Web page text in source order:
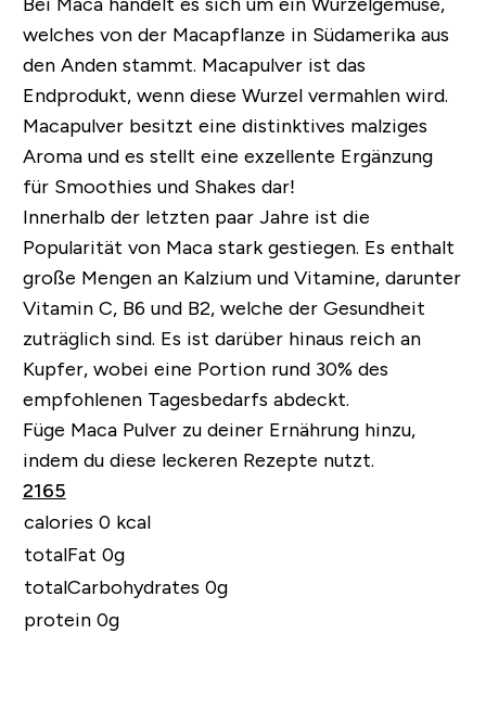
Bei Maca handelt es sich um ein Wurzelgemüse,
welches von der Macapflanze in Südamerika aus
den Anden stammt. Macapulver ist das
Endprodukt, wenn diese Wurzel vermahlen wird.
Macapulver besitzt eine distinktives malziges
Aroma und es stellt eine exzellente Ergänzung
für Smoothies und Shakes dar!
Innerhalb der letzten paar Jahre ist die
Popularität von Maca stark gestiegen. Es enthalt
große Mengen an Kalzium und Vitamine, darunter
Vitamin C, B6 und B2, welche der Gesundheit
zuträglich sind. Es ist darüber hinaus reich an
Kupfer, wobei eine Portion rund 30% des
empfohlenen Tagesbedarfs abdeckt.
Füge Maca Pulver zu deiner Ernährung hinzu,
indem du diese leckeren Rezepte nutzt.
2165
calories 0 kcal
totalFat 0g
totalCarbohydrates 0g
protein 0g